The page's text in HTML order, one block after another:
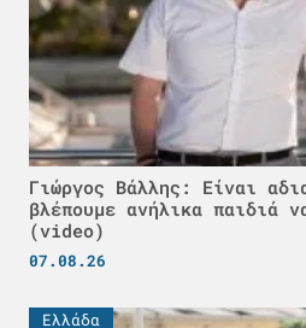
Γιώργος Βάλλης: Είναι
βλέπουμε ανήλικα
(video)
07.08.26
Ελλάδα